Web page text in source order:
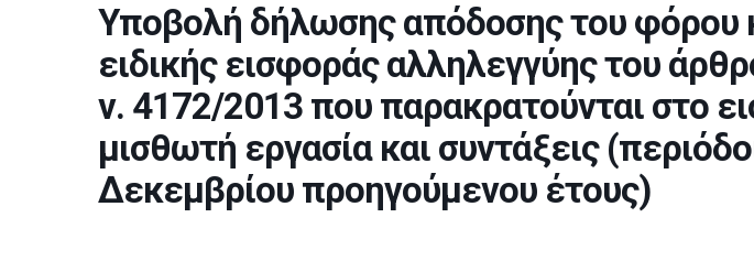
Υποβολή δήλωσης απόδοσης του φόρου
ειδικής εισφοράς αλληλεγγύης του
ν. 4172/2013 που παρακρατούνται στο
μισθωτή εργασία και συντάξεις
Δεκεμβρίου προηγούμενου έτους)